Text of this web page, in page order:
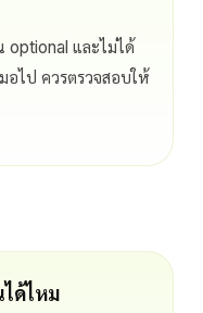
optional และไม่ได้
อไป ควรตรวจสอบให้
ด้ไหม